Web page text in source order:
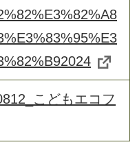
こどもエコフ